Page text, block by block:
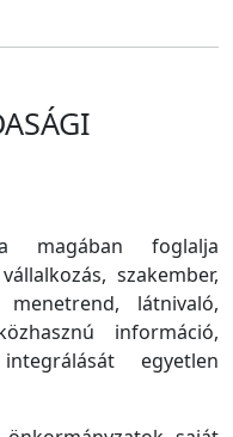
magában foglalja
szakember,
látnivaló,
információ,
egyetlen